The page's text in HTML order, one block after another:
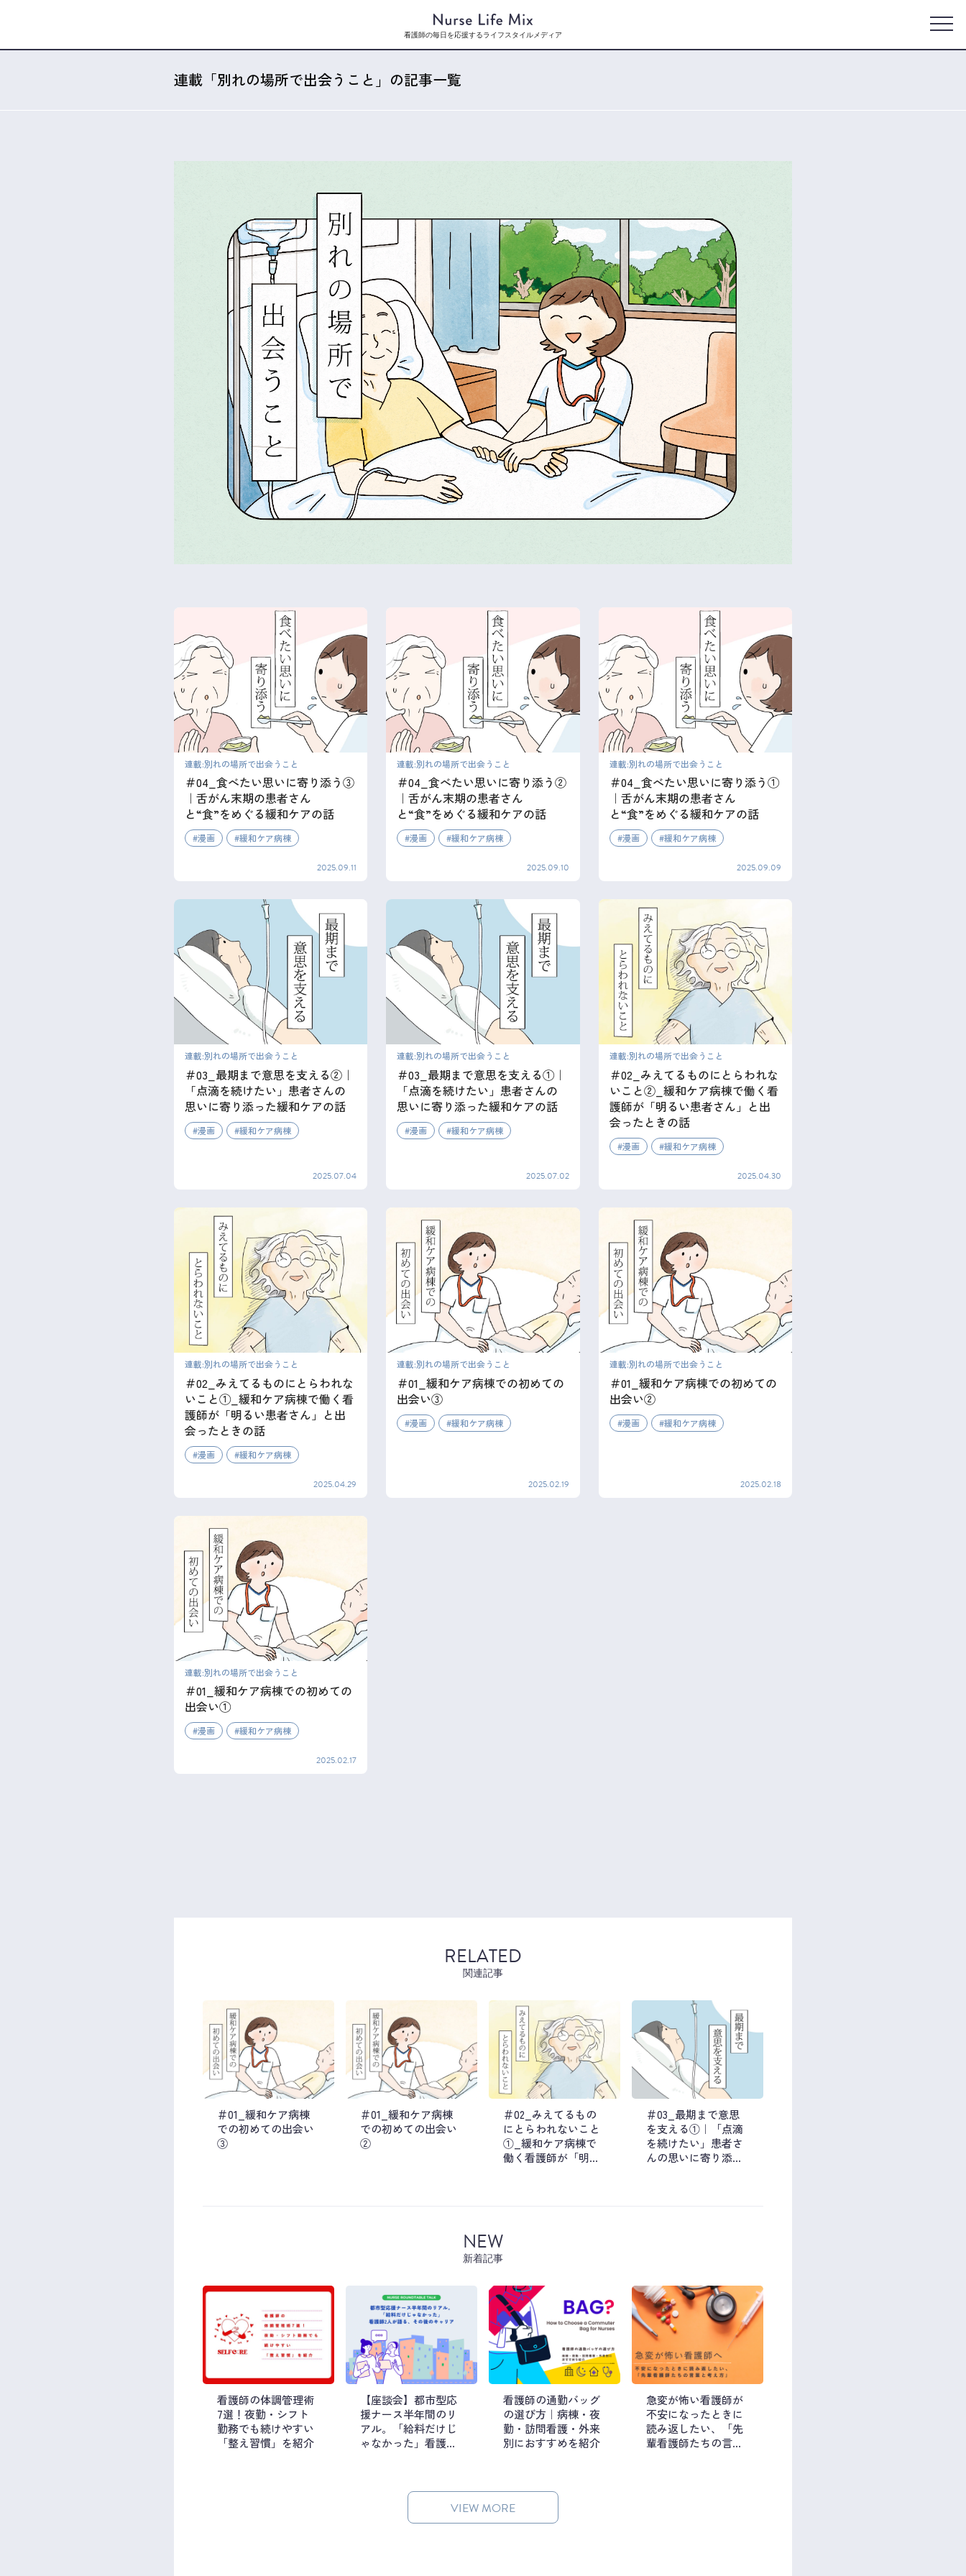
看護師の毎日を応援するライフスタイルメディア
連載「別れの場所で出会うこと」の記事一覧
連載:別れの場所で出会うこと
＃04_食べたい思いに寄り添う③
｜舌がん末期の患者さん
と“食”をめぐる緩和ケアの話
漫画 緩和ケア病棟
2025.09.11
連載:別れの場所で出会うこと
＃04_食べたい思いに寄り添う②
｜舌がん末期の患者さん
と“食”をめぐる緩和ケアの話
漫画 緩和ケア病棟
2025.09.10
連載:別れの場所で出会うこと
＃04_食べたい思いに寄り添う①
｜舌がん末期の患者さん
と“食”をめぐる緩和ケアの話
漫画 緩和ケア病棟
2025.09.09
連載:別れの場所で出会うこと
＃03_最期まで意思を支える②｜
「点滴を続けたい」患者さんの
思いに寄り添った緩和ケアの話
漫画 緩和ケア病棟
2025.07.04
連載:別れの場所で出会うこと
＃03_最期まで意思を支える①｜
「点滴を続けたい」患者さんの
思いに寄り添った緩和ケアの話
漫画 緩和ケア病棟
2025.07.02
連載:別れの場所で出会うこと
＃02_みえてるものにとらわれな
いこと②_緩和ケア病棟で働く看
護師が「明るい患者さん」と出
会ったときの話
漫画 緩和ケア病棟
2025.04.30
連載:別れの場所で出会うこと
＃02_みえてるものにとらわれな
いこと①_緩和ケア病棟で働く看
護師が「明るい患者さん」と出
会ったときの話
漫画 緩和ケア病棟
2025.04.29
連載:別れの場所で出会うこと
＃01_緩和ケア病棟での初めての
出会い③
漫画 緩和ケア病棟
2025.02.19
連載:別れの場所で出会うこと
＃01_緩和ケア病棟での初めての
出会い②
漫画 緩和ケア病棟
2025.02.18
連載:別れの場所で出会うこと
＃01_緩和ケア病棟での初めての
出会い①
漫画 緩和ケア病棟
2025.02.17
RELATED
関連記事
＃01_緩和ケア病棟
での初めての出会い
③
＃01_緩和ケア病棟
での初めての出会い
②
＃02_みえてるもの
にとらわれないこと
①_緩和ケア病棟で
働く看護師が「明る
＃03_最期まで意思
を支える①｜「点滴
を続けたい」患者さ
んの思いに寄り添っ
NEW
新着記事
看護師の体調管理術
7選！夜勤・シフト
勤務でも続けやすい
「整え習慣」を紹介
【座談会】都市型応
援ナース半年間のリ
アル。「給料だけじ
ゃなかった」看護師2
看護師の通勤バッグ
の選び方｜病棟・夜
勤・訪問看護・外来
別におすすめを紹介
急変が怖い看護師が
不安になったときに
読み返したい、「先
輩看護師たちの言葉
VIEW MORE